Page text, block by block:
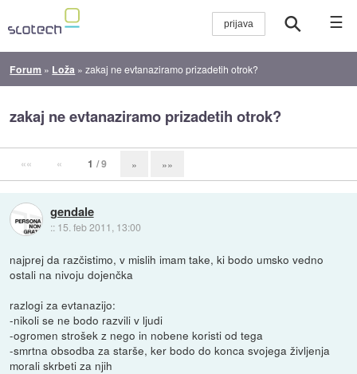
☰
Forum » Loža »zakaj ne evtanaziramo prizadetih otrok?
zakaj ne evtanaziramo prizadetih otrok?
«« « 1 / 9 » »»
gendale
:: 15. feb 2011, 13:00
najprej da razčistimo, v mislih imam take, ki bodo umsko vedno
ostali na nivoju dojenčka
razlogi za evtanazijo:
-nikoli se ne bodo razvili v ljudi
-ogromen strošek z nego in nobene koristi od tega
-smrtna obsodba za starše, ker bodo do konca svojega življenja
morali skrbeti za njih